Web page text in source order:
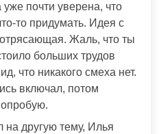
почти уверена, что
то придумать. Идея с
Жаль, что ты
больших трудов
что никакого смеха нет.
включал, потом
на другую тему, Илья